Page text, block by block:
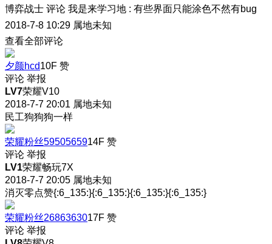
博弈战士 评论 我是来学习地 : 有些界面只能涂色不然有bug
2018-7-8 10:29 属地未知
查看全部评论
夕颜hcd10F 赞
评论 举报
LV7荣耀V10
2018-7-7 20:01 属地未知
民工狗狗狗一样
荣耀粉丝5950565914F 赞
评论 举报
LV1荣耀畅玩7X
2018-7-7 20:05 属地未知
消灭零点赞{:6_135:}{:6_135:}{:6_135:}{:6_135:}
荣耀粉丝2686363017F 赞
评论 举报